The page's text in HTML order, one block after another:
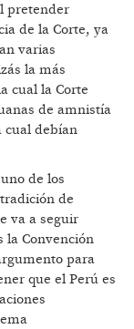
pretender
de la Corte, ya
varias
la más
cual la Corte
de amnistía
cual debían
de los
de
va a seguir
la Convención
para
que el Perú es